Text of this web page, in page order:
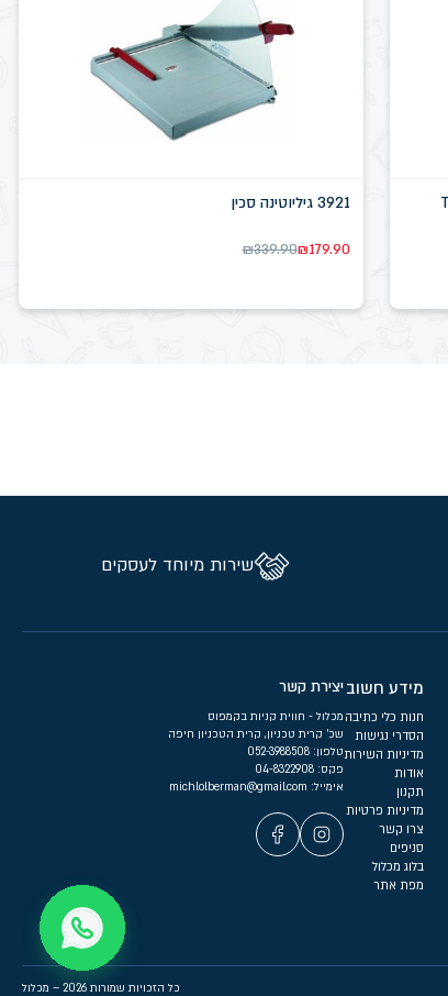
3921 גיליוטינה סכין
₪339.90₪179.90
שירות מיוחד לעסקים
מידע חשוב
חנות כלי כתיבה
הסדרי נגישות
מדיניות השירות
אודות
תקנון
מדיניות פרטיות
צרו קשר
סניפים
בלוג מכלול
מפת אתר
יצירת קשר
מכלול - חווית קניות בקמפוס
שכ’ קרית טכניון, קרית הטכניון חיפה
טלפון:
פקס: 04-8322908
אימייל:
כל הזכויות שמורות 2026 – מכלול